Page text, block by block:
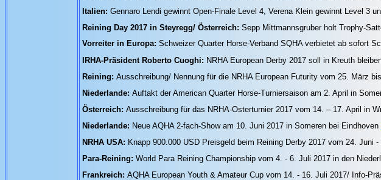
Italien: Gennaro Lendi gewinnt Open-Finale Level 4, Verena Klein gewinnt Level 3
Reining Day 2017 in Steyregg/ Österreich: Sepp Mittmannsgruber holt Trophy-
Vorreiter in Europa: Schweizer Quarter Horse-Verband SQHA verbietet ab sofort
IRHA-Präsident Roberto Cuoghi: NRHA European Derby 2017 soll in Kreuth
Reining: Ausschreibung/ Nennung für die NRHA European Futurity vom 25. März
Niederlande: Auftakt der American Quarter Horse-Turniersaison am 2. April in
Österreich: Ausschreibung für das NRHA-Osterturnier 2017 vom 14. – 17. April in
Niederlande: Neue AQHA 2-fach-Show am 10. Juni 2017 in Someren bei Eindhoven
NRHA USA: Knapp 900.000 USD Preisgeld beim Reining Derby 2017 vom 24. Juni
Para-Reining: World Para Reining Championship vom 4. - 6. Juli 2017 in den
Frankreich: AQHA European Youth & Amateur Cup vom 14. - 16. Juli 2017/ Info-